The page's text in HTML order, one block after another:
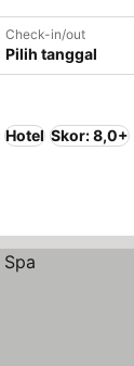
Check-in/out
Pilih tanggal
Hotel Skor: 8,0+